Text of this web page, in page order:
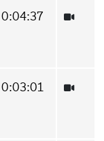
0:04:37
0:03:01